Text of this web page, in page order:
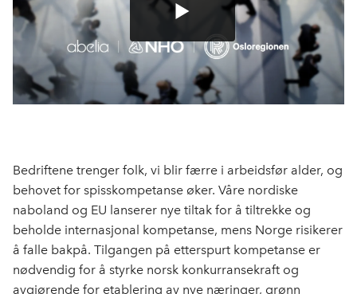
Bedriftene trenger folk, vi blir færre i arbeidsfør alder, og
behovet for spisskompetanse øker. Våre nordiske
naboland og EU lanserer nye tiltak for å tiltrekke og
beholde internasjonal kompetanse, mens Norge risikerer
å falle bakpå. Tilgangen på etterspurt kompetanse er
nødvendig for å styrke norsk konkurransekraft og
avgjørende for etablering av nye næringer, grønn